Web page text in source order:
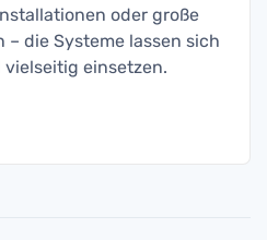
oder große
die Systeme lassen sich
einsetzen.